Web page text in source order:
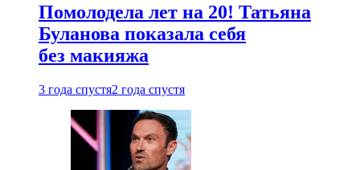
Помолодела лет на 20! Татьяна
Буланова показала себя
без макияжа
3 года спустя2 года спустя